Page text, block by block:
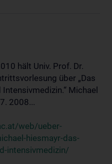
hält Univ. Prof. Dr.
über „Das
Michael
2008...
web/ueber-
hiesmayr-das-
intensivmedizin/